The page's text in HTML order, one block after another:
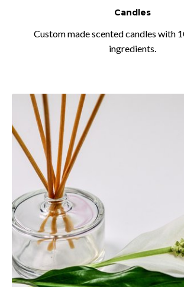
Candles
Custom made scented candles with
ingredients.